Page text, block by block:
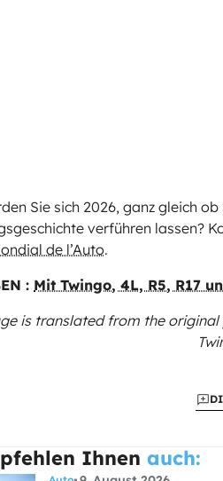
Sie sich 2026, ganz gleich
verführen lassen?
de l’Auto.
: Mit Twingo, 4L, R5, R17
is translated from the original
Ihnen auch: